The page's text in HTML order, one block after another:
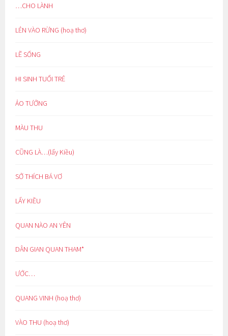
…CHO LÀNH
LẺN VÀO RỪNG (hoạ thơ)
LẼ SỐNG
HI SINH TUỔI TRẺ
ẢO TƯỞNG
MÀU THU
CŨNG LÀ…(lẩy Kiều)
SỞ THÍCH BÁ VƠ
LẨY KIỀU
QUAN NÀO AN YÊN
DÂN GIAN QUAN THAM*
ƯỚC…
QUANG VINH (hoạ thơ)
VÀO THU (hoạ thơ)